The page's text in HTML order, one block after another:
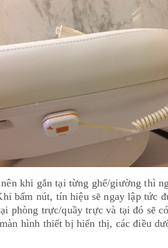
khi gắn tại từng ghế/giường thì
bấm nút, tín hiệu sẽ ngay lập tức
trực/quầy trực và tại đó sẽ
hình thiết bị hiển thị, các điều